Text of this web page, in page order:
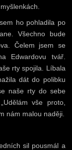
ho pohladila po
Všechno bude
Čelem jsem se
Edwardovu tvář.
rty spojila. Líbala
dát do polibku
naše rty do sebe
vše proto,
nám malou naději.
sil pousmál a